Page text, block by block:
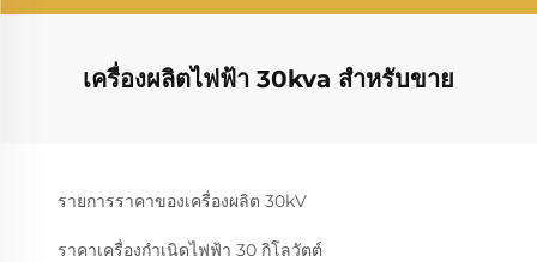
เครื่องผลิตไฟฟ้า 30kva สําหรับขาย
รายการราคาของเครื่องผลิต 30kV
ราคาเครื่องกำเนิดไฟฟ้า 30 กิโลวัตต์